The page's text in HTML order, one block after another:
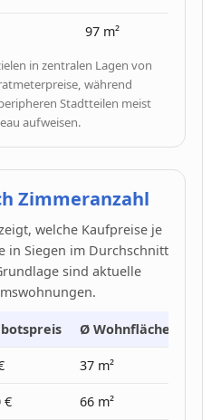
97 m²
in zentralen Lagen von
während
Stadtteilen meist
aufweisen.
Zimmeranzahl
welche Kaufpreise je
in Siegen im Durchschnitt
sind aktuelle
Ø Wohnfläche
37 m²
€ 66 m²